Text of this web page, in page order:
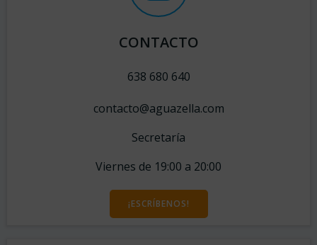
CONTACTO
638 680 640
contacto@aguazella.com
Secretaría
Viernes de 19:00 a 20:00
¡ESCRÍBENOS!